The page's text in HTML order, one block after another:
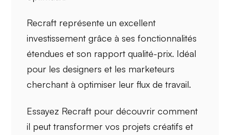
Recraft représente unexcellent
investissement grâce à ses fonctionnalités
étendues et son rapport qualité-prix. Idéal
pour les designers et les marketeurs
cherchant à optimiser leur flux de travail.
Essayez Recraft pour découvrir comment
il peut transformer vos projets créatifs et